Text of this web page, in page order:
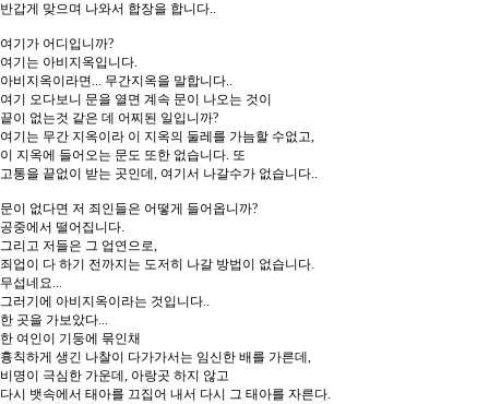
반갑게 맞으며 나와서 합장을 합니다..
여기가 어디입니까?
여기는 아비지옥입니다.
아비지옥이라면... 무간지옥을 말합니다..
여기 오다보니 문을 열면 계속 문이 나오는 것이
끝이 없는것 같은 데 어찌된 일입니까?
여기는 무간 지옥이라 이 지옥의 둘레를 가늠할 수없고,
이 지옥에 들어오는 문도 또한 없습니다. 또
고통을 끝없이 받는 곳인데, 여기서 나갈수가 없습니다..
문이 없다면 저 죄인들은 어떻게 들어옵니까?
공중에서 떨어집니다.
그리고 저들은 그 업연으로,
죄업이 다 하기 전까지는 도저히 나갈 방법이 없습니다.
무섭네요...
그러기에 아비지옥이라는 것입니다..
한 곳을 가보았다...
한 여인이 기둥에 묶인채
흉칙하게 생긴 나찰이 다가가서는 임신한 배를 가른데,
비명이 극심한 가운데, 아랑곳 하지 않고
다시 뱃속에서 태아를 끄집어 내서 다시 그 태아를 자른다.